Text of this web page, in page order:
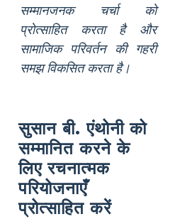
सम्मानजनक चर्चा को
प्रोत्साहित करता है और
सामाजिक परिवर्तन की गहरी
समझ विकसित करता है।
सुसान बी. एंथोनी को
सम्मानित करने के
लिए रचनात्मक
परियोजनाएँ
प्रोत्साहित करें